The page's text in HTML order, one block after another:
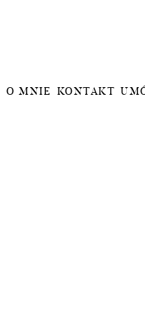
O MNIE KONTAKT